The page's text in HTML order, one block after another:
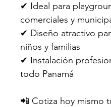
✔ Ideal para
comerciales y
✔ Diseño atractivo
niños y familias
✔ Instalación
todo Panamá
📲 Cotiza hoy mismo